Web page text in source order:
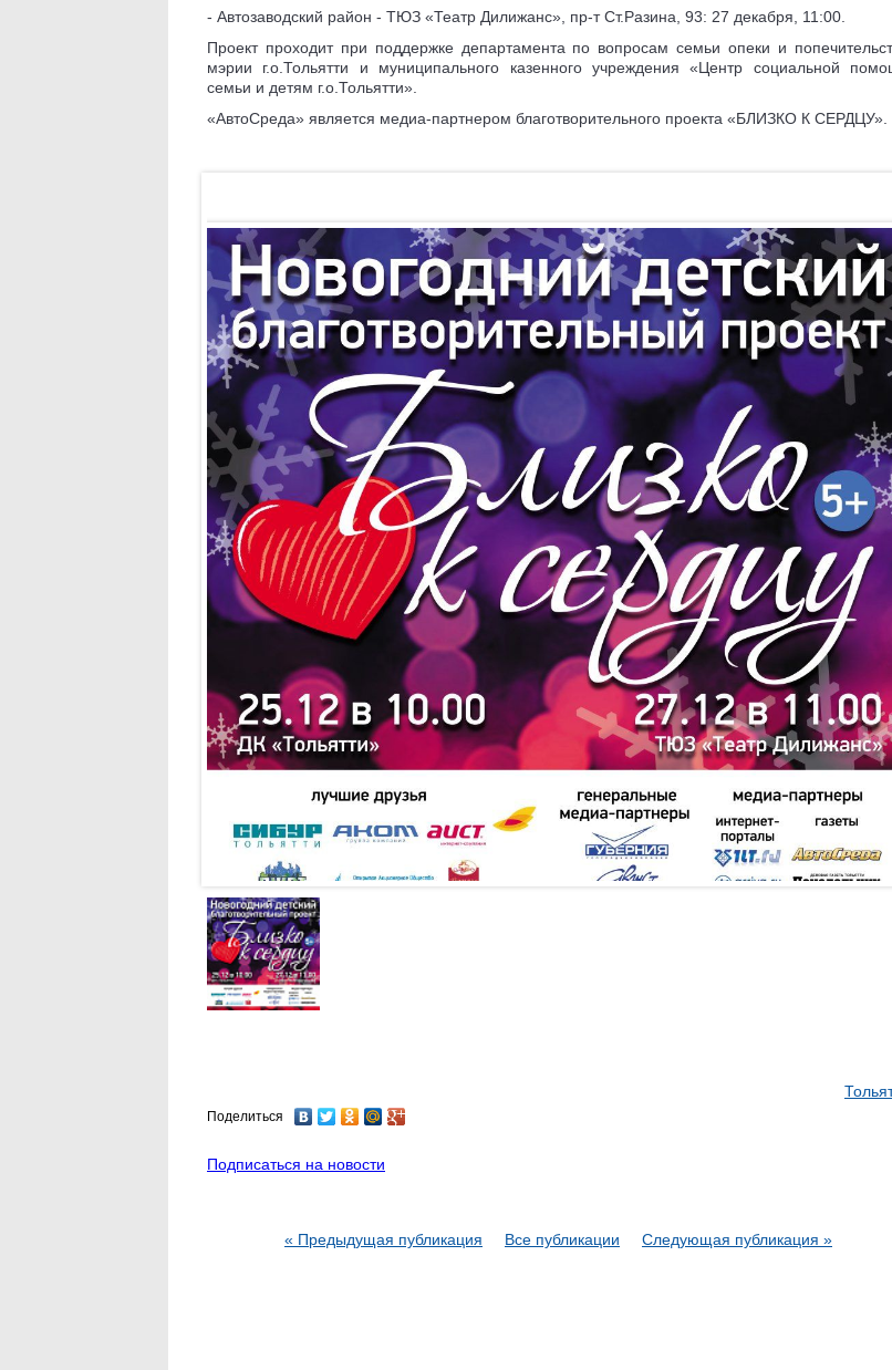
- Автозаводский район - ТЮЗ «Театр Дилижанс», пр-т Ст.Разина, 93: 27 декабря, 11:00.
Проект проходит при поддержке департамента по вопросам семьи опеки и
мэрии г.о.Тольятти и муниципального казенного учреждения «Центр социальной
семьи и детям г.о.Тольятти».
«АвтоСреда» является медиа-партнером благотворительного проекта «БЛИЗКО К СЕРДЦУ».
Поделиться
Подписаться на новости
« Предыдущая публикация Все публикации Следующая публикация »